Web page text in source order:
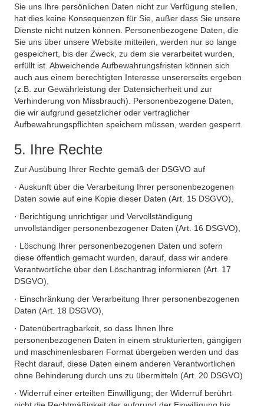
Sie uns Ihre persönlichen Daten nicht zur Verfügung stellen,
hat dies keine Konsequenzen für Sie, außer dass Sie unsere
Dienste nicht nutzen können. Personenbezogene Daten, die
Sie uns über unsere Website mitteilen, werden nur so lange
gespeichert, bis der Zweck, zu dem sie verarbeitet wurden,
erfüllt ist. Abweichende Aufbewahrungsfristen können sich
auch aus einem berechtigten Interesse unsererseits ergeben
(z.B. zur Gewährleistung der Datensicherheit und zur
Verhinderung von Missbrauch). Personenbezogene Daten,
die wir aufgrund gesetzlicher oder vertraglicher
Aufbewahrungspflichten speichern müssen, werden gesperrt.
5. Ihre Rechte
Zur Ausübung Ihrer Rechte gemäß der DSGVO auf
· Auskunft über die Verarbeitung Ihrer personenbezogenen
Daten sowie auf eine Kopie dieser Daten (Art. 15 DSGVO),
· Berichtigung unrichtiger und Vervollständigung
unvollständiger personenbezogener Daten (Art. 16 DSGVO),
· Löschung Ihrer personenbezogenen Daten und sofern
diese öffentlich gemacht wurden, darauf, dass wir andere
Verantwortliche über den Löschantrag informieren (Art. 17
DSGVO),
· Einschränkung der Verarbeitung Ihrer personenbezogenen
Daten (Art. 18 DSGVO),
· Datenübertragbarkeit, so dass Ihnen Ihre
personenbezogenen Daten in einem strukturierten, gängigen
und maschinenlesbaren Format übergeben werden und das
Recht darauf, diese Daten einem anderen Verantwortlichen
ohne Behinderung durch uns zu übermitteln (Art. 20 DSGVO)
· Widerruf einer erteilten Einwilligung; der Widerruf berührt